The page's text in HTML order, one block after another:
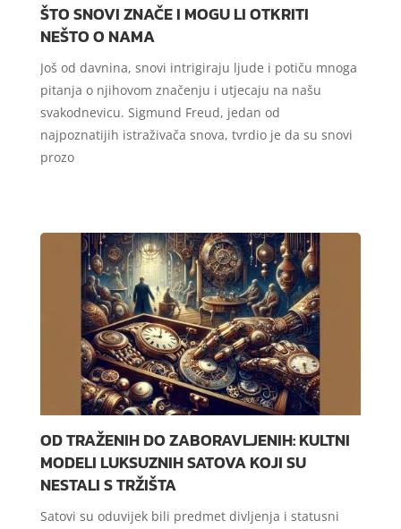
ŠTO SNOVI ZNAČE I MOGU LI OTKRITI
NEŠTO O NAMA
Još od davnina, snovi intrigiraju ljude i potiču mnoga
pitanja o njihovom značenju i utjecaju na našu
svakodnevicu. Sigmund Freud, jedan od
najpoznatijih istraživača snova, tvrdio je da su snovi
prozo
OD TRAŽENIH DO ZABORAVLJENIH: KULTNI
MODELI LUKSUZNIH SATOVA KOJI SU
NESTALI S TRŽIŠTA
Satovi su oduvijek bili predmet divljenja i statusni